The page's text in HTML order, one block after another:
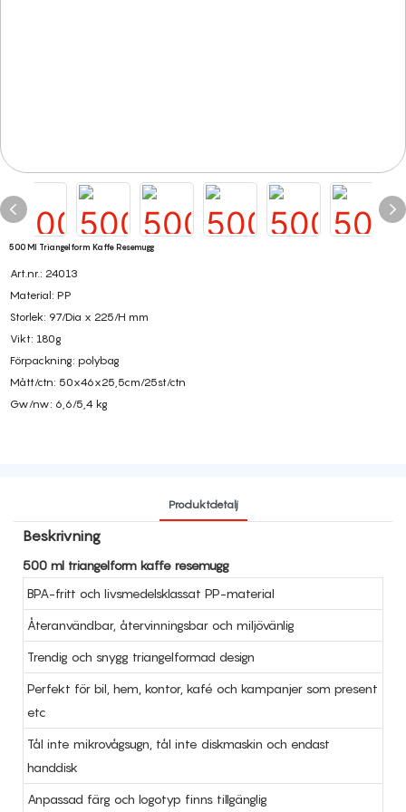
500 Ml Triangelform Kaffe Resemugg
Art.nr.: 24013
Material: PP
Storlek: 97/Dia x 225/H mm
Vikt: 180g
Förpackning: polybag
Mått/ctn: 50x46x25,5cm/25st/ctn
Gw/nw: 6,6/5,4 kg
Produktdetalj
Beskrivning
500 ml triangelform kaffe resemugg
BPA-fritt och livsmedelsklassat PP-material
Återanvändbar, återvinningsbar och miljövänlig
Trendig och snygg triangelformad design
Perfekt för bil, hem, kontor, kafé och kampanjer som present
etc
Tål inte mikrovågsugn, tål inte diskmaskin och endast
handdisk
Anpassad färg och logotyp finns tillgänglig